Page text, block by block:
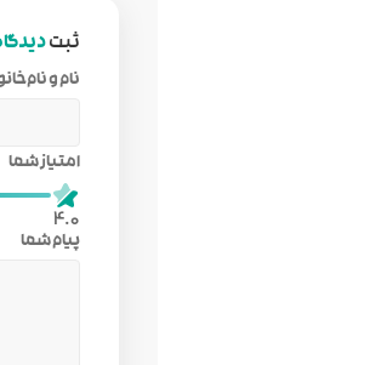
ثبت
امتیاز شما
4.0
پیام شما
نام و